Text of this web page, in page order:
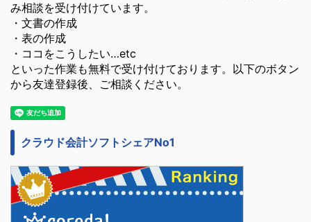
み相談を受け付けています。
・文書の作成
・表の作成
・ココをこうしたい…etc
といった作業も無料で受け付けております。以下のボタン
から友達登録後、ご相談ください。
クラウド会計ソフトシェアNo1